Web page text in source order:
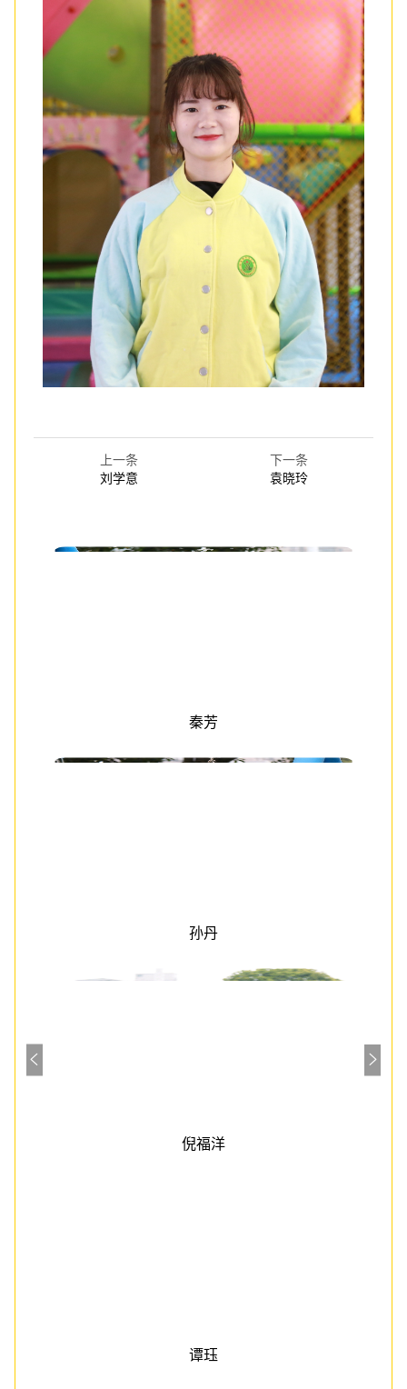
上一条
刘学意
下一条
袁晓玲
秦芳
孙丹
倪福洋
谭珏